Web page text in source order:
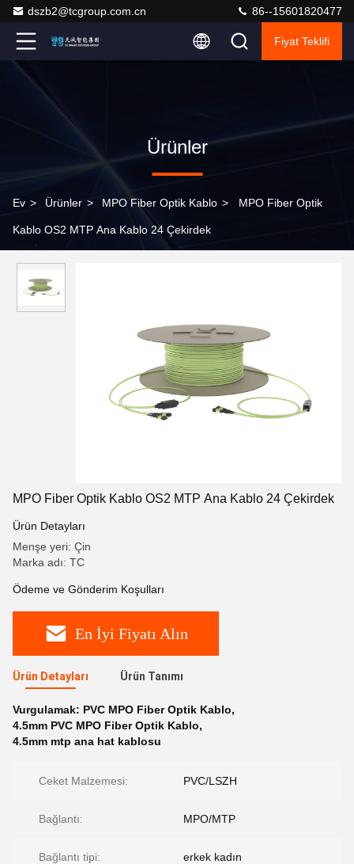
dszb2@tcgroup.com.cn 86--15601820477
Fiyat Teklifi
Ürünler
Ev > Ürünler > MPO Fiber Optik Kablo > MPO Fiber Optik
Kablo OS2 MTP Ana Kablo 24 Çekirdek
MPO Fiber Optik Kablo OS2 MTP Ana Kablo 24 Çekirdek
Ürün Detayları
Menşe yeri: Çin
Marka adı: TC
Ödeme ve Gönderim Koşulları
En İyi Fiyatı Alın
Ürün Detayları Ürün Tanımı
Vurgulamak: PVC MPO Fiber Optik Kablo,
4.5mm PVC MPO Fiber Optik Kablo,
4.5mm mtp ana hat kablosu
Ceket Malzemesi: PVC/LSZH
Bağlantı: MPO/MTP
Bağlantı tipi: erkek kadın